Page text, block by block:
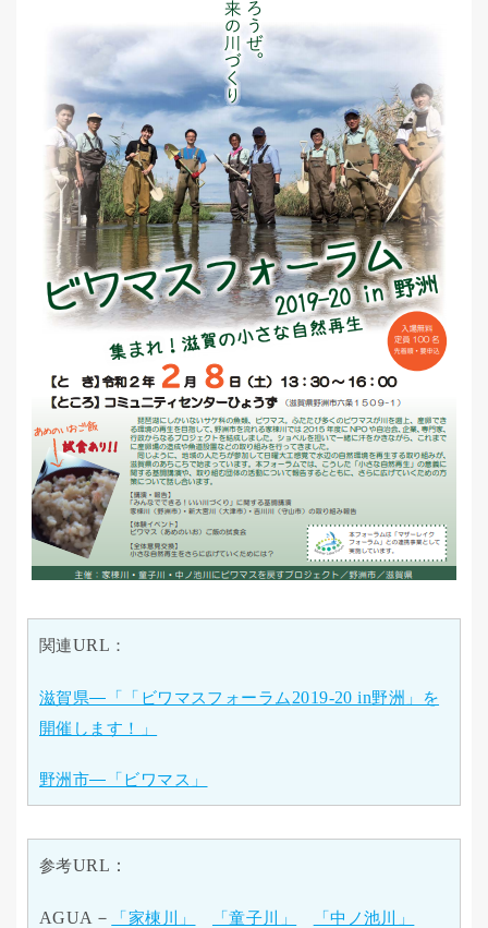
関連URL ：
滋賀県―「「ビワマスフォーラム 2019-20 in野洲」を
開催します！」
野洲市―「ビワマス」
参考URL：
AGUA－ 「家棟川」 「童子川」 「中ノ池川」